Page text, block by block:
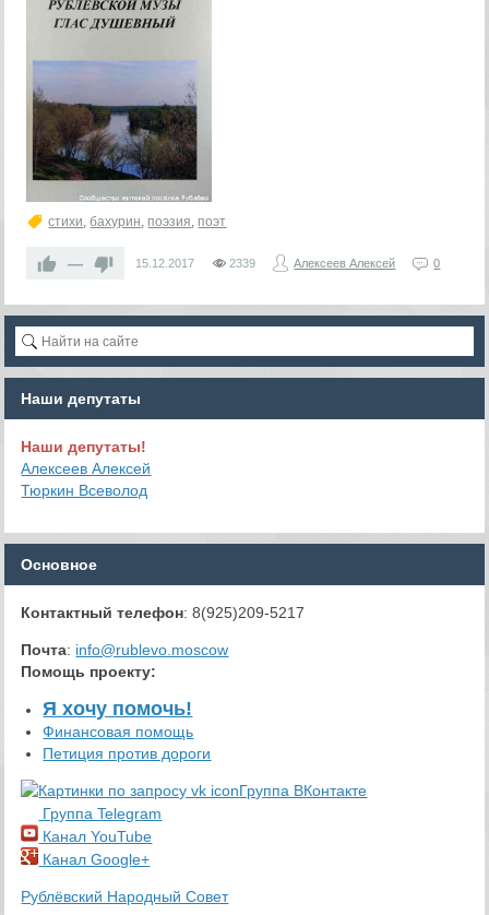
стихи,бахурин, поэзия, поэт
— 15.12.2017 2339 Алексеев Алексей 0
Наши депутаты
Наши депутаты!
Алексеев Алексей
Тюркин Всеволод
Основное
Контактный телефон: 8(925)209-5217
Почта: info@rublevo.moscow
Помощь проекту:
Я хочу помочь!
Финансовая помощь
Петиция против дороги
Группа ВКонтакте
Группа Telegram
Канал YouTube
Канал Google+
Рублёвский Народный Совет